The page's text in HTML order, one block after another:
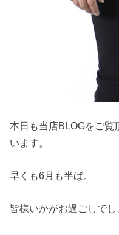
本日も当店BLOGをご覧
います。
早くも6月も半ば。
皆様いかがお過ごしでし